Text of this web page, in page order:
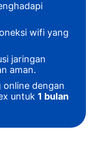
wifi yang
jaringan
aman.
online dengan
untuk 1 bulan